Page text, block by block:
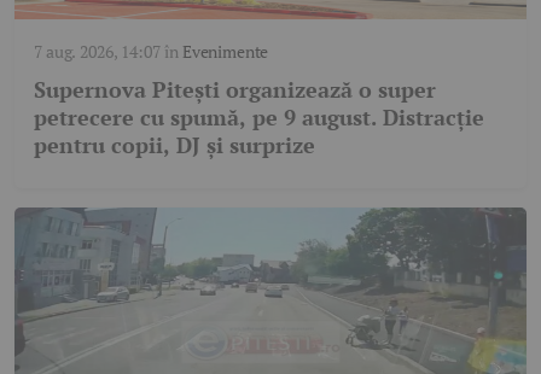
7 aug. 2026, 14:07în Evenimente
Supernova Pitești organizează o super
petrecere cu spumă, pe 9 august. Distracție
pentru copii, DJ și surprize